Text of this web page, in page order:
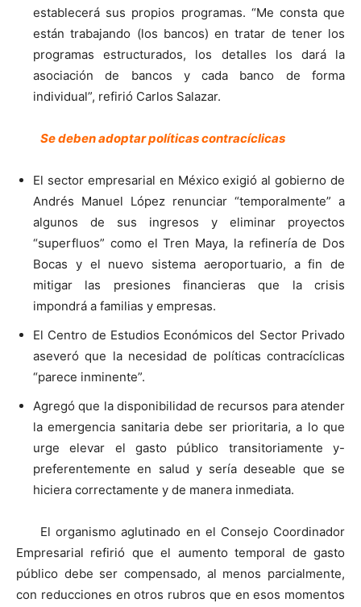
establecerá sus propios programas. “Me consta que
están trabajando (los bancos) en tratar de tener los
programas estructurados, los detalles los dará la
asociación de bancos y cada banco de forma
individual”, refirió Carlos Salazar.
Se deben adoptar políticas contracíclicas
El sector empresarial en México exigió al gobierno de
Andrés Manuel López renunciar “temporalmente” a
algunos de sus ingresos y eliminar proyectos
“superfluos” como el Tren Maya, la refinería de Dos
Bocas y el nuevo sistema aeroportuario, a fin de
mitigar las presiones financieras que la crisis
impondrá a familias y empresas.
El Centro de Estudios Económicos del Sector Privado
aseveró que la necesidad de políticas contracíclicas
“parece inminente”.
Agregó que la disponibilidad de recursos para atender
la emergencia sanitaria debe ser prioritaria, a lo que
urge elevar el gasto público transitoriamente y-
preferentemente en salud y sería deseable que se
hiciera correctamente y de manera inmediata.
El organismo aglutinado en el Consejo Coordinador
Empresarial refirió que el aumento temporal de gasto
público debe ser compensado, al menos parcialmente,
con reducciones en otros rubros que en esos momentos